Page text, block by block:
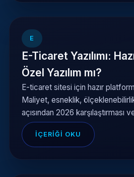
E
E-Ticaret Yazılımı:
Özel Yazılım mı?
E-ticaret sitesi için hazır platform
Maliyet, esneklik,
açısından 2026 karşılaştırması
İÇERIĞI OKU